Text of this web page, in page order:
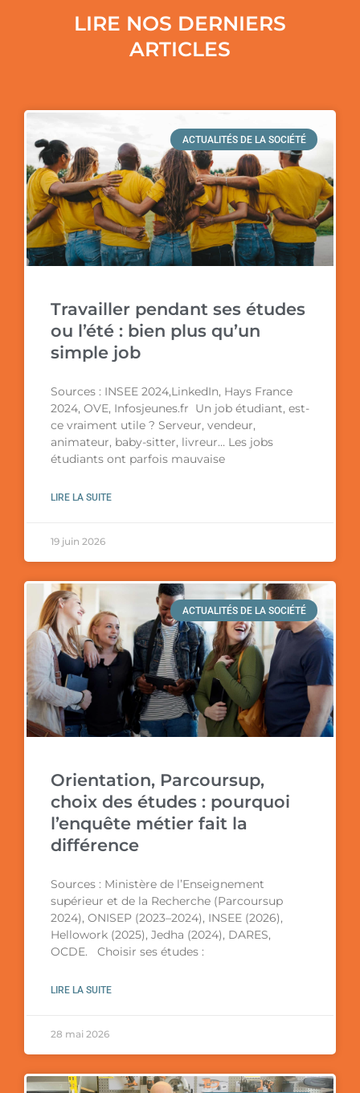
LIRE NOS DERNIERS
ARTICLES
ACTUALITÉS DE LA SOCIÉTÉ
Travailler pendant ses études
ou l’été : bien plus qu’un
simple job
Sources : INSEE 2024,LinkedIn, Hays France
2024, OVE, Infosjeunes.fr Un job étudiant, est-
ce vraiment utile ? Serveur, vendeur,
animateur, baby-sitter, livreur… Les jobs
étudiants ont parfois mauvaise
LIRE LA SUITE
19 juin 2026
ACTUALITÉS DE LA SOCIÉTÉ
Orientation, Parcoursup,
choix des études : pourquoi
l’enquête métier fait la
différence
Sources : Ministère de l’Enseignement
supérieur et de la Recherche (Parcoursup
2024), ONISEP (2023–2024), INSEE (2026),
Hellowork (2025), Jedha (2024), DARES,
OCDE. Choisir ses études :
LIRE LA SUITE
28 mai 2026